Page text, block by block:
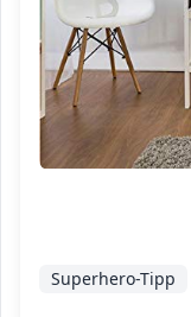
Superhero-Tipp